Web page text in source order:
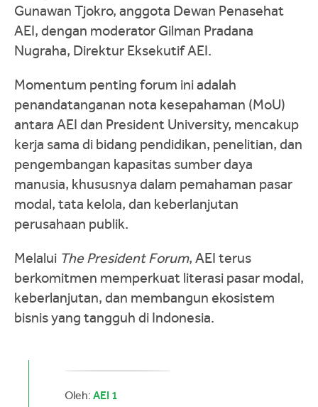
Gunawan Tjokro, anggota Dewan Penasehat
AEI, dengan moderator Gilman Pradana
Nugraha, Direktur Eksekutif AEI.
Momentum penting forum ini adalah
penandatanganan nota kesepahaman (MoU)
antara AEI dan President University, mencakup
kerja sama di bidang pendidikan, penelitian, dan
pengembangan kapasitas sumber daya
manusia, khususnya dalam pemahaman pasar
modal, tata kelola, dan keberlanjutan
perusahaan publik.
Melalui The President Forum, AEI terus
berkomitmen memperkuat literasi pasar modal,
keberlanjutan, dan membangun ekosistem
bisnis yang tangguh di Indonesia.
Oleh: AEI 1